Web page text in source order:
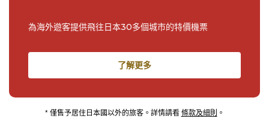
為海外遊客提供飛往日本30多個城市的特價機票
了解更多
* 僅售予居住日本國以外的旅客。詳情請看條款及細則 。